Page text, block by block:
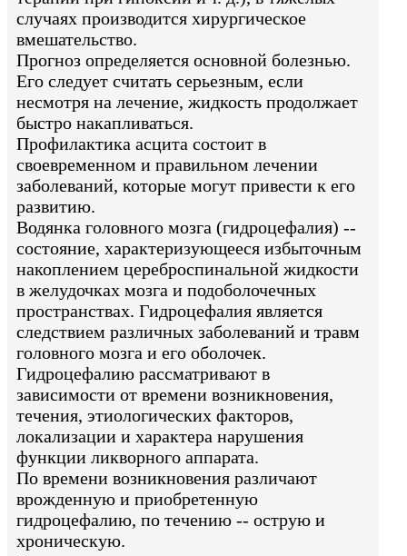
случаях производится хирургическое
вмешательство.
Прогноз определяется основной болезнью.
Его следует считать серьезным, если
несмотря на лечение, жидкость продолжает
быстро накапливаться.
Профилактика асцита состоит в
своевременном и правильном лечении
заболеваний, которые могут привести к его
развитию.
Водянка головного мозга (гидроцефалия) --
состояние, характеризующееся избыточным
накоплением цереброспинальной жидкости
в желудочках мозга и подоболочечных
пространствах. Гидроцефалия является
следствием различных заболеваний и травм
головного мозга и его оболочек.
Гидроцефалию рассматривают в
зависимости от времени возникновения,
течения, этиологических факторов,
локализации и характера нарушения
функции ликворного аппарата.
По времени возникновения различают
врожденную и приобретенную
гидроцефалию, по течению -- острую и
хроническую.